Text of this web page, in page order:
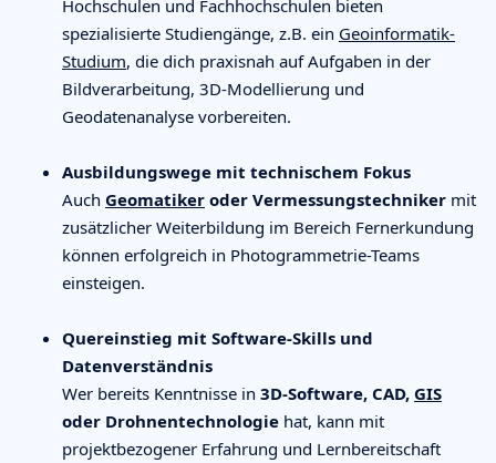
Hochschulen und Fachhochschulen bieten
spezialisierte Studiengänge, z.B. ein Geoinformatik-
Studium, die dich praxisnah auf Aufgaben in der
Bildverarbeitung, 3D-Modellierung und
Geodatenanalyse vorbereiten.
Ausbildungswege mit technischem Fokus
Auch Geomatiker oder Vermessungstechniker mit
zusätzlicher Weiterbildung im Bereich Fernerkundung
können erfolgreich in Photogrammetrie-Teams
einsteigen.
Quereinstieg mit Software-Skills und
Datenverständnis
Wer bereits Kenntnisse in 3D-Software, CAD, GIS
oder Drohnentechnologie hat, kann mit
projektbezogener Erfahrung und Lernbereitschaft